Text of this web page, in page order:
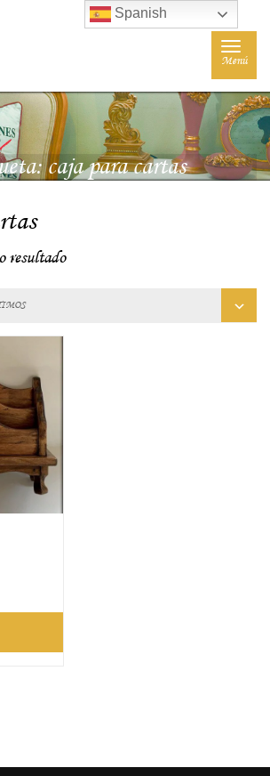
Toggle
Menú
caja para cartas
resultado
Spanish